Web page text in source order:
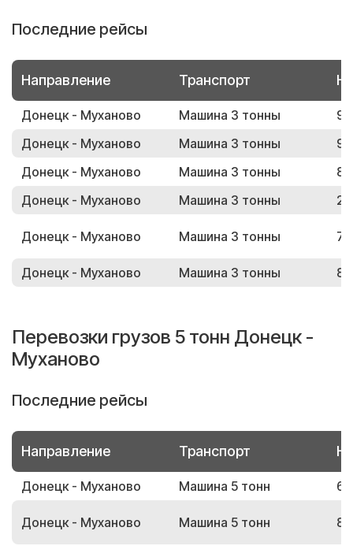
Последние рейсы
Направление Транспорт
Донецк - Муханово Машина 3 тонны
Донецк - Муханово
Машина 3 тонны
Донецк - Муханово
Машина 3 тонны
Донецк - Муханово
Машина 3 тонны
Донецк - Муханово Машина 3 тонны
Донецк - Муханово Машина 3 тонны
Перевозки грузов 5 тонн Донецк -
Муханово
Последние рейсы
Направление Транспорт
Донецк - Муханово Машина 5 тонн
Донецк - Муханово Машина 5 тонн